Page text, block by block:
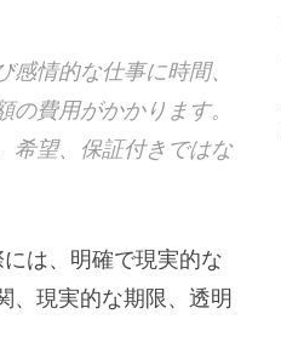
情的な仕事に時間、
費用がかかります。
希望、保証付きではな
は、明確で現実的な
、現実的な期限、透明